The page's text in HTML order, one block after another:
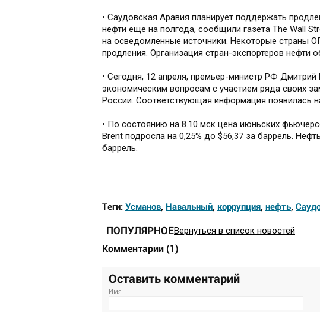
• Саудовская Аравия планирует поддержать
нефти еще на полгода, сообщили газета The Wall
на осведомленные источники. Некоторые страны
продления. Организация стран-экспортеров нефти
• Сегодня, 12 апреля, премьер-министр РФ
экономическим вопросам с участием ряда своих
России. Соответствующая информация появилась
• По состоянию на 8.10 мск цена июньских
Brent подросла на 0,25% до $56,37 за баррель.
баррель.
Теги: Усманов, Навальный, коррупция, нефть,
ПОПУЛЯРНОЕВернуться в список новостей
Комментарии (1)
Оставить комментарий
Имя